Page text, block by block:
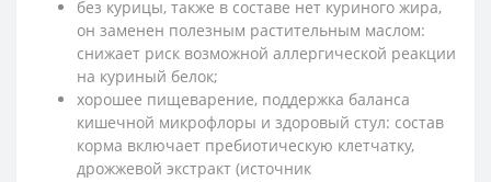
без курицы, также в составе нет куриного жира,
он заменен полезным растительным маслом:
снижает риск возможной аллергической реакции
на куриный белок;
хорошее пищеварение, поддержка баланса
кишечной микрофлоры и здоровый стул: состав
корма включает пребиотическую клетчатку,
дрожжевой экстракт (источник